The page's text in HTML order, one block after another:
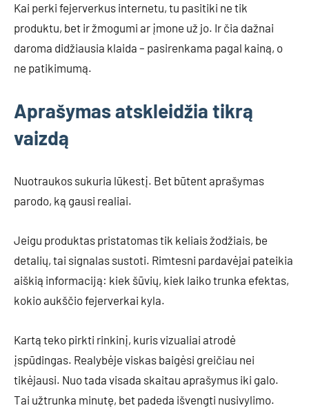
Kai perki fejerverkus internetu, tu pasitiki ne tik
produktu, bet ir žmogumi ar įmone už jo. Ir čia dažnai
daroma didžiausia klaida – pasirenkama pagal kainą, o
ne patikimumą.
Aprašymas atskleidžia tikrą
vaizdą
Nuotraukos sukuria lūkestį. Bet būtent aprašymas
parodo, ką gausi realiai.
Jeigu produktas pristatomas tik keliais žodžiais, be
detalių, tai signalas sustoti. Rimtesni pardavėjai pateikia
aiškią informaciją: kiek šūvių, kiek laiko trunka efektas,
kokio aukščio fejerverkai kyla.
Kartą teko pirkti rinkinį, kuris vizualiai atrodė
įspūdingas. Realybėje viskas baigėsi greičiau nei
tikėjausi. Nuo tada visada skaitau aprašymus iki galo.
Tai užtrunka minutę, bet padeda išvengti nusivylimo.